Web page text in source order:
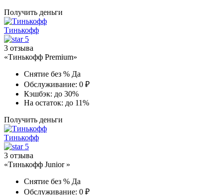
Получить деньги
Тинькофф
5
3 отзыва
«Тинькофф Premium»
Снятие без % Да
Обслуживание: 0 ₽
Кэшбэк: до 30%
На остаток: до 11%
Получить деньги
Тинькофф
5
3 отзыва
«Тинькофф Junior »
Снятие без % Да
Обслуживание: 0 ₽